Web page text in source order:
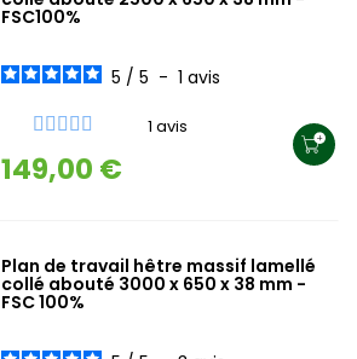
FSC100%
5 / 5 - 1 avis
1 avis
149,00 €
Plan de travail hêtre massif lamellé
collé abouté 3000 x 650 x 38 mm -
FSC 100%